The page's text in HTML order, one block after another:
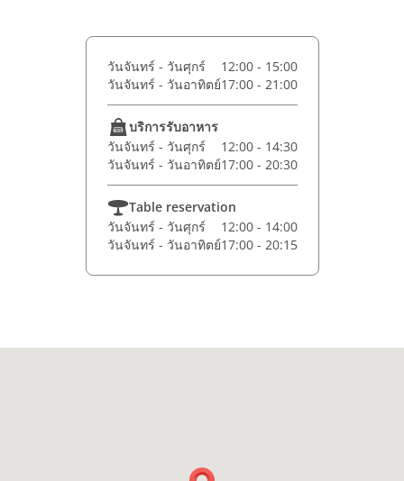
วันจันทร์ - วันศุกร์
12:00 - 15:00
วันจันทร์ - วันอาทิตย์17:00 - 21:00
บริการรับอาหาร
วันจันทร์ - วันศุกร์
12:00 - 14:30
วันจันทร์ - วันอาทิตย์17:00 - 20:30
Table reservation
วันจันทร์ - วันศุกร์
12:00 - 14:00
วันจันทร์ - วันอาทิตย์17:00 - 20:15